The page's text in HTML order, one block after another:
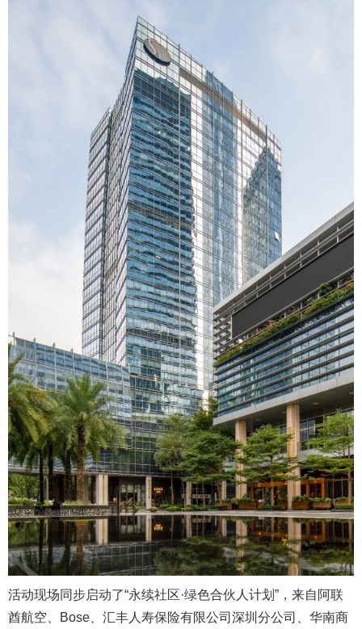
活动现场同步启动了“永续社区·绿色合伙人计划”，来自阿联
酋航空、Bose、汇丰人寿保险有限公司深圳分公司、华南商